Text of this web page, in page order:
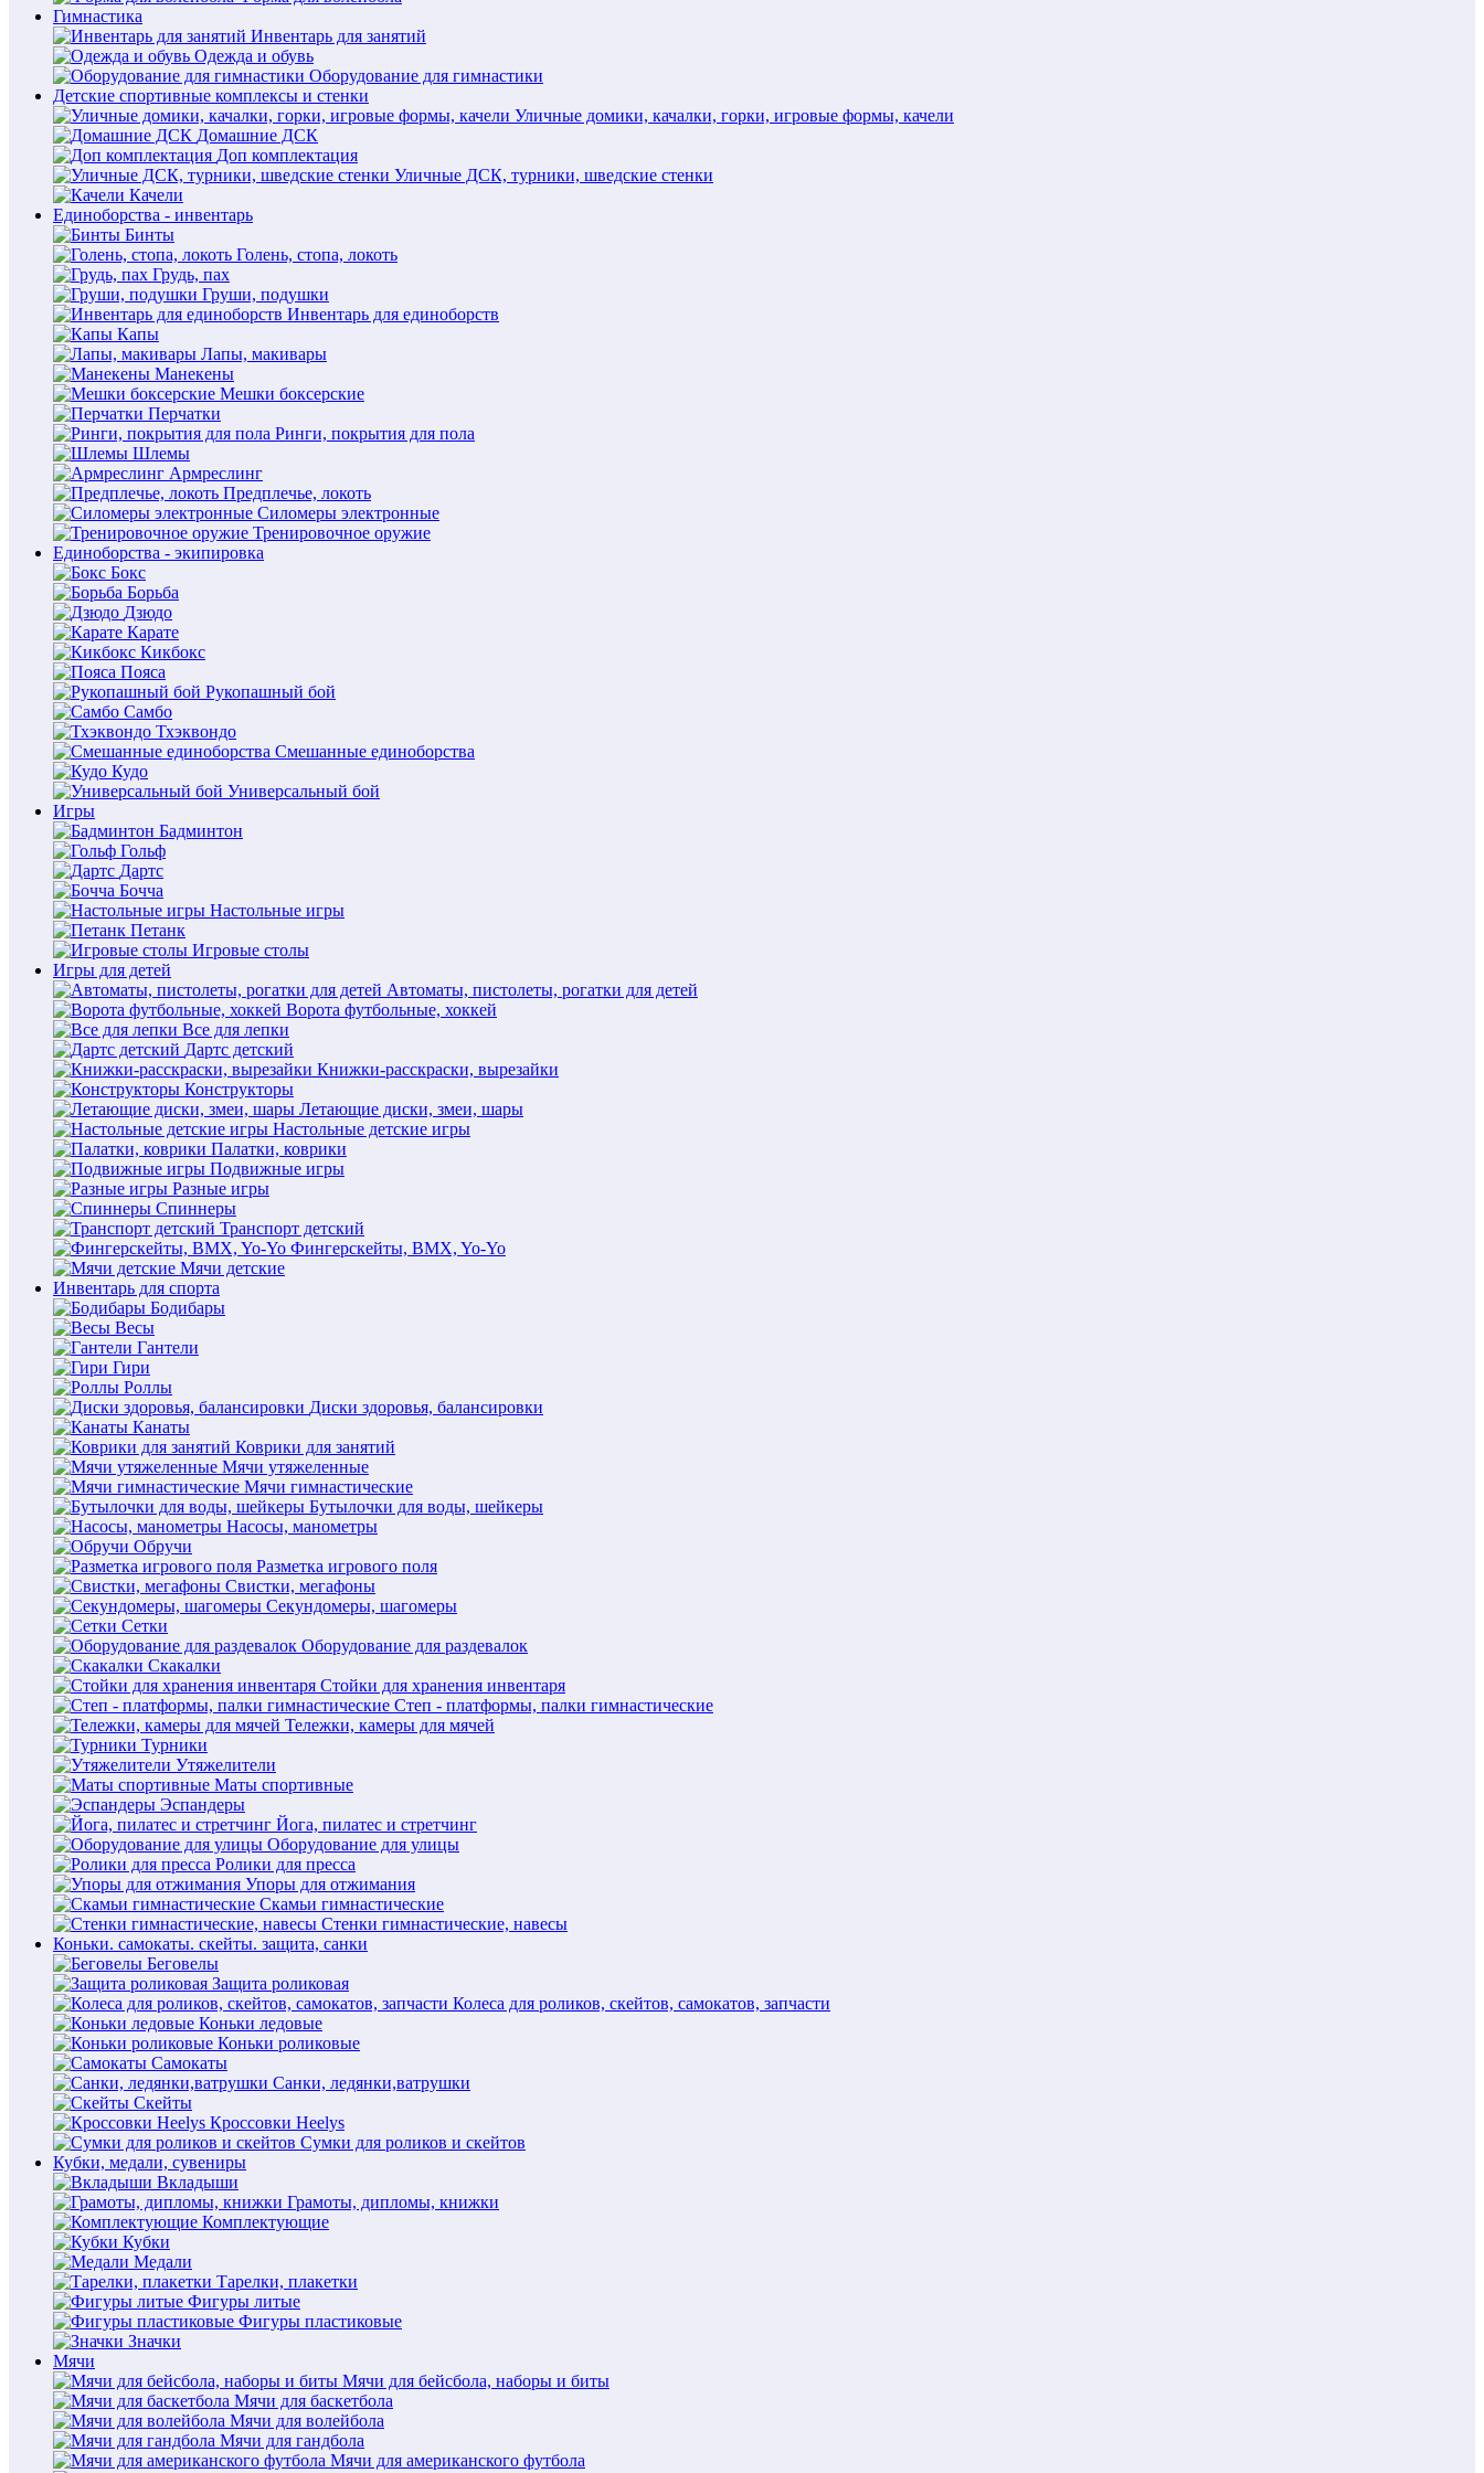
Гимнастика
Инвентарь для занятий
Одежда и обувь
Оборудование для гимнастики
Детские спортивные комплексы и стенки
Уличные домики, качалки, горки, игровые формы, качели
Домашние ДСК
Доп комплектация
Уличные ДСК, турники, шведские стенки
Качели
Единоборства - инвентарь
Бинты
Голень, стопа, локоть
Грудь, пах
Груши, подушки
Инвентарь для единоборств
Капы
Лапы, макивары
Манекены
Мешки боксерские
Перчатки
Ринги, покрытия для пола
Шлемы
Армреслинг
Предплечье, локоть
Силомеры электронные
Тренировочное оружие
Единоборства - экипировка
Бокс
Борьба
Дзюдо
Карате
Кикбокс
Пояса
Рукопашный бой
Самбо
Тхэквондо
Смешанные единоборства
Кудо
Универсальный бой
Игры
Бадминтон
Гольф
Дартс
Бочча
Настольные игры
Петанк
Игровые столы
Игры для детей
Автоматы, пистолеты, рогатки для детей
Ворота футбольные, хоккей
Все для лепки
Дартс детский
Книжки-расскраски, вырезайки
Конструкторы
Летающие диски, змеи, шары
Настольные детские игры
Палатки, коврики
Подвижные игры
Разные игры
Спиннеры
Транспорт детский
Фингерскейты, BMX, Yo-Yo
Мячи детские
Инвентарь для спорта
Бодибары
Весы
Гантели
Гири
Роллы
Диски здоровья, балансировки
Канаты
Коврики для занятий
Мячи утяжеленные
Мячи гимнастические
Бутылочки для воды, шейкеры
Насосы, манометры
Обручи
Разметка игрового поля
Свистки, мегафоны
Секундомеры, шагомеры
Сетки
Оборудование для раздевалок
Скакалки
Стойки для хранения инвентаря
Степ - платформы, палки гимнастические
Тележки, камеры для мячей
Турники
Утяжелители
Маты спортивные
Эспандеры
Йога, пилатес и стретчинг
Оборудование для улицы
Ролики для пресса
Упоры для отжимания
Скамьи гимнастические
Стенки гимнастические, навесы
Коньки. самокаты. скейты. защита, санки
Беговелы
Защита роликовая
Колеса для роликов, скейтов, самокатов, запчасти
Коньки ледовые
Коньки роликовые
Самокаты
Санки, ледянки,ватрушки
Скейты
Кроссовки Heelys
Сумки для роликов и скейтов
Кубки, медали, сувениры
Вкладыши
Грамоты, дипломы, книжки
Комплектующие
Кубки
Медали
Тарелки, плакетки
Фигуры литые
Фигуры пластиковые
Значки
Мячи
Мячи для бейсбола, наборы и биты
Мячи для баскетбола
Мячи для волейбола
Мячи для гандбола
Мячи для американского футбола